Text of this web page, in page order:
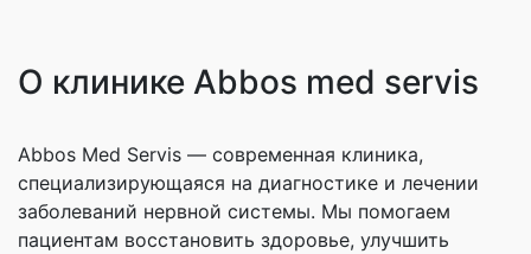
О клинике Abbos med servis
Abbos Med Servis — современная клиника,
специализирующаяся на диагностике и лечении
заболеваний нервной системы. Мы помогаем
пациентам восстановить здоровье, улучшить